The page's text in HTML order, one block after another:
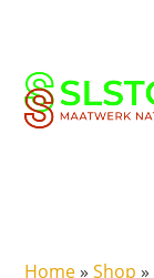
Home»Shop »